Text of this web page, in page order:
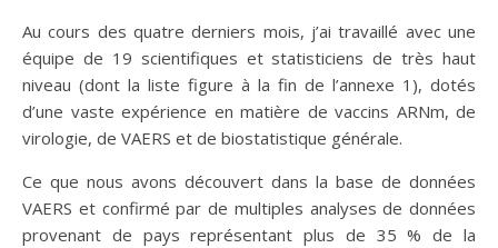
Au cours des quatre derniers mois, j’ai travaillé avec une
équipe de 19 scientifiques et statisticiens de très haut
niveau (dont la liste figure à la fin de l’annexe 1), dotés
d’une vaste expérience en matière de vaccins ARNm, de
virologie, de VAERS et de biostatistique générale.
Ce que nous avons découvert dans la base de données
VAERS et confirmé par de multiples analyses de données
provenant de pays représentant plus de 35 % de la